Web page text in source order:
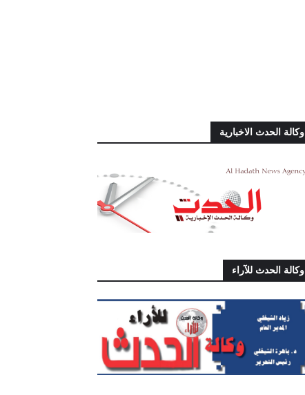
وكالة الحدث الاخبارية
وكالة الحدث للآراء